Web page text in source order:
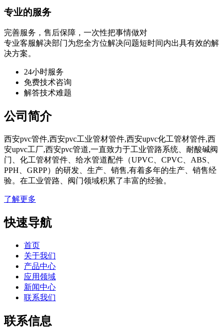
专业的服务
完善服务，售后保障，一次性把事情做对
专业客服解决部门为您全方位解决问题短时间内出具有效的解
决方案。
24小时服务
免费技术咨询
解答技术难题
公司简介
西安pvc管件,西安pvc工业管材管件,西安upvc化工管材管件,西
安upvc工厂,西安pvc管道,一直致力于工业管路系统、耐酸碱阀
门、化工管材管件、给水管道配件（UPVC、CPVC、ABS、
PPH、GRPP）的研发、生产、销售,有着多年的生产、销售经
验。在工业管路、阀门领域积累了丰富的经验。
了解更多
快速导航
首页
关于我们
产品中心
应用领域
新闻中心
联系我们
联系信息